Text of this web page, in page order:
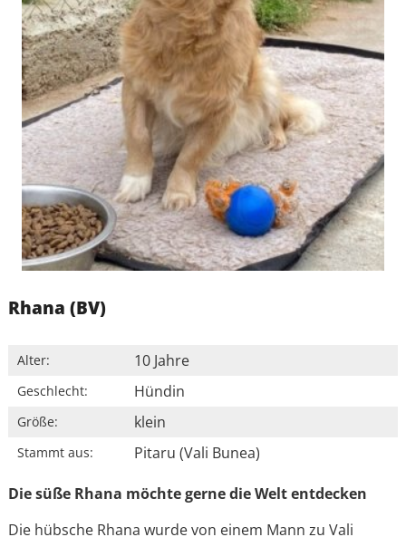
Rhana (BV)
Alter: 10 Jahre
Geschlecht: Hündin
Größe: klein
Stammt aus: Pitaru (Vali Bunea)
Die süße Rhana möchte gerne die Welt entdecken
Die hübsche Rhana wurde von einem Mann zu Vali